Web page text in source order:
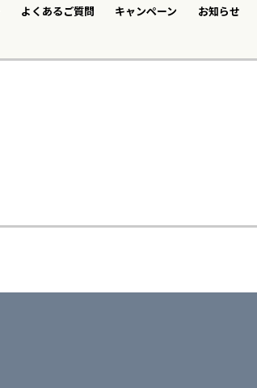
よくあるご質問 キャンペーン お知らせ